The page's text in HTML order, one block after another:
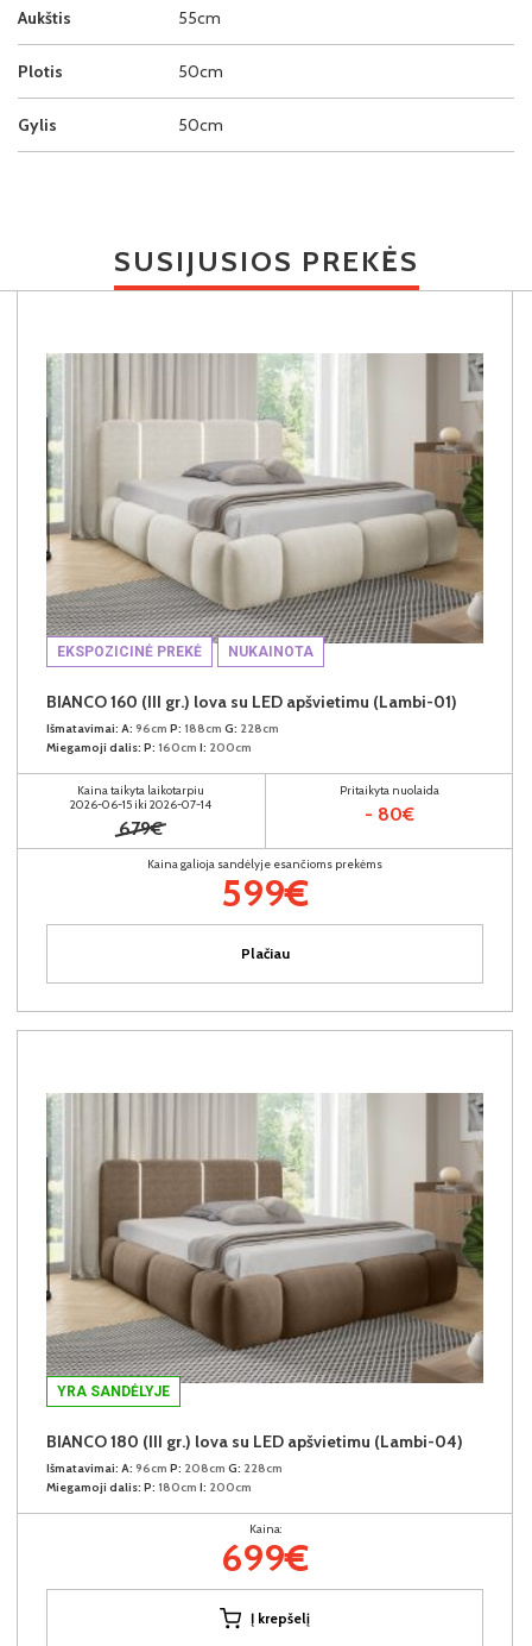
Aukštis 55cm
Plotis 50cm
Gylis 50cm
SUSIJUSIOS PREKĖS
EKSPOZICINĖ PREKĖ NUKAINOTA
BIANCO 160 (III gr.) lova su LED apšvietimu (Lambi-01)
Išmatavimai: A: 96cm P: 188cm G: 228cm
Miegamoji dalis: P: 160cm I: 200cm
Kaina taikyta laikotarpiu
2026-06-15 iki 2026-07-14
679€
Pritaikyta nuolaida
- 80€
Kaina galioja sandėlyje esančioms prekėms
599€
Plačiau
YRA SANDĖLYJE
BIANCO 180 (III gr.) lova su LED apšvietimu (Lambi-04)
Išmatavimai: A: 96cm P: 208cm G: 228cm
Miegamoji dalis: P: 180cm I: 200cm
Kaina:
699€
Į krepšelį